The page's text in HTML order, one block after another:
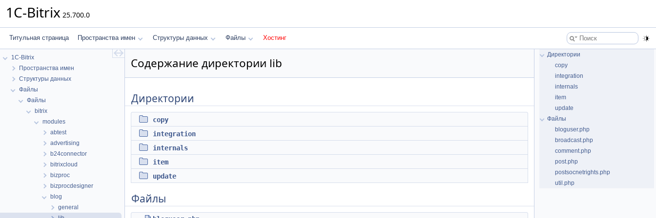
1C-Bitrix 25.700.0
Титульная страница Пространства имен Структуры данных Файлы Хостинг
1C-Bitrix
Пространства имен
Структуры данных
Файлы
Файлы
bitrix
modules
abtest
advertising
b24connector
bitrixcloud
bizproc
bizprocdesigner
blog
general
Содержание директории lib
Директории
copy
integration
internals
item
update
Файлы
Директории
copy
integration
internals
item
update
Файлы
bloguser.php
broadcast.php
comment.php
post.php
postsocnetrights.php
util.php